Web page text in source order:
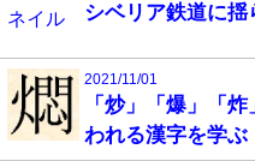
シベリア鉄道に揺
2021/11/01
「炒」「爆」「
われる漢字を学ぶ